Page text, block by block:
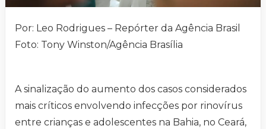
Por: Leo Rodrigues – Repórter da Agência Brasil
Foto: Tony Winston/Agência Brasília
A sinalização do aumento dos casos considerados
mais críticos envolvendo infecções por rinovírus
entre crianças e adolescentes na Bahia, no Ceará,